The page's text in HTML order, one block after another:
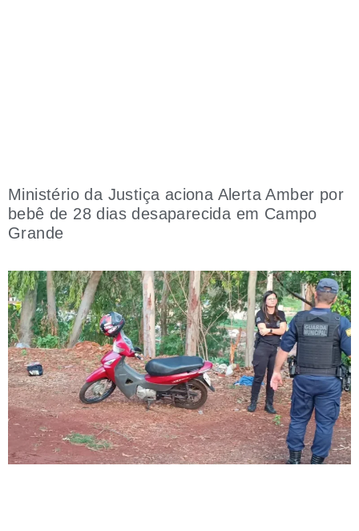
Ministério da Justiça aciona Alerta Amber por
bebê de 28 dias desaparecida em Campo
Grande